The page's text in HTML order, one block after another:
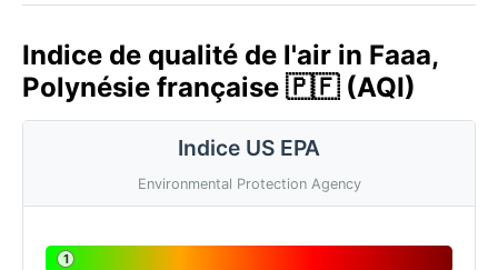
Indice de qualité de l'air in Faaa,
Polynésie française 🇵🇫 (AQI)
Indice US EPA
Environmental Protection Agency
1